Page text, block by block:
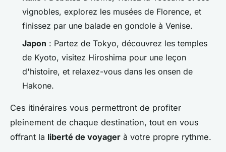
vignobles, explorez les musées de Florence, et
finissez par une balade en gondole à Venise.
Japon : Partez de Tokyo, découvrez les temples
de Kyoto, visitez Hiroshima pour une leçon
d'histoire, et relaxez-vous dans les onsen de
Hakone.
Ces itinéraires vous permettront de profiter
pleinement de chaque destination, tout en vous
offrant la liberté de voyager à votre propre rythme.